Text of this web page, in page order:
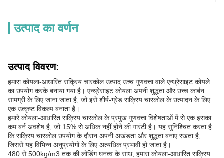
उत्पाद का वर्णन
उत्पाद विवरण:
हमारा कोयला-आधारित सक्रिय चारकोल उत्पाद उच्च गुणवत्ता वाले एन्थ्रेसाइट कोयले
का उपयोग करके बनाया गया है। एन्थ्रेसाइट कोयला अपनी शुद्धता और उच्च कार्बन
सामग्री के लिए जाना जाता है, जो इसे शीर्ष-ग्रेड सक्रिय चारकोल के उत्पादन के लिए
एक उत्कृष्ट विकल्प बनाता है।
हमारे कोयला-आधारित सक्रिय चारकोल के प्रमुख गुणवत्ता विशेषताओं में से एक इसका
कम बर्न अवशेष है, जो 15% से अधिक नहीं होने की गारंटी है। यह सुनिश्चित करता है
कि सक्रिय चारकोल उपयोग के दौरान अपनी अखंडता और शुद्धता बनाए रखता है,
जिससे यह विभिन्न अनुप्रयोगों के लिए अत्यधिक प्रभावी हो जाता है।
480 से 500kg/m3 तक की लोडिंग घनत्व के साथ, हमारा कोयला-आधारित सक्रिय